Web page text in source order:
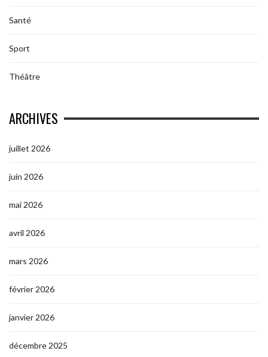
Santé
Sport
Théâtre
ARCHIVES
juillet 2026
juin 2026
mai 2026
avril 2026
mars 2026
février 2026
janvier 2026
décembre 2025